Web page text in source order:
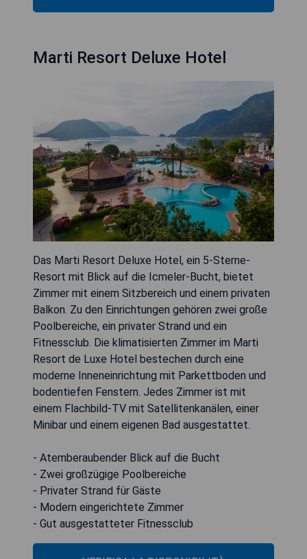
Marti Resort Deluxe Hotel
Das Marti Resort Deluxe Hotel, ein 5-Sterne-
Resort mit Blick auf die Icmeler-Bucht, bietet
Zimmer mit einem Sitzbereich und einem privaten
Balkon. Zu den Einrichtungen gehören zwei große
Poolbereiche, ein privater Strand und ein
Fitnessclub. Die klimatisierten Zimmer im Marti
Resort de Luxe Hotel bestechen durch eine
moderne Inneneinrichtung mit Parkettboden und
bodentiefen Fenstern. Jedes Zimmer ist mit
einem Flachbild-TV mit Satellitenkanälen, einer
Minibar und einem eigenen Bad ausgestattet.
- Atemberaubender Blick auf die Bucht
- Zwei großzügige Poolbereiche
- Privater Strand für Gäste
- Modern eingerichtete Zimmer
- Gut ausgestatteter Fitnessclub